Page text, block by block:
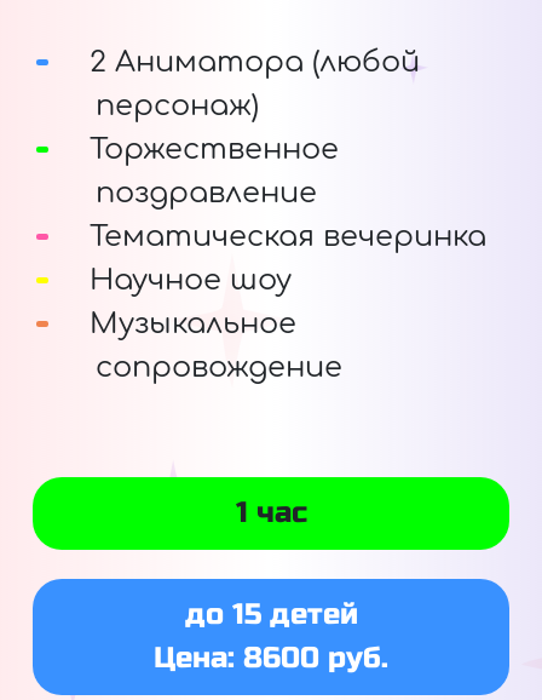
2 Аниматора (любой
персонаж)
Торжественное
поздравление
Тематическая вечеринка
Научное шоу
Музыкальное
сопровождение
1 час
до 15 детей
Цена: 8600 руб.